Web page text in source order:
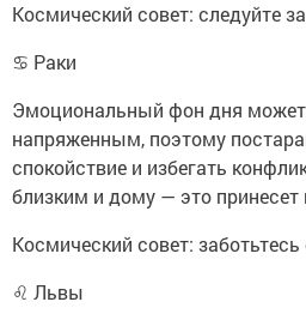
Космический совет: следуйте
♋ Раки
Эмоциональный фон дня может
напряженным, поэтому
спокойствие и избегать
близким и дому — это принесет
Космический совет:
♌ Львы